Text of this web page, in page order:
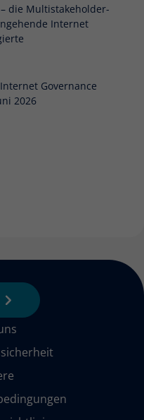
– die Multistakeholder-
Internet
Governance
2026